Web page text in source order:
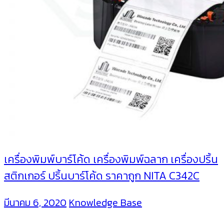
เครื่องพิมพ์บาร์โค้ด เครื่องพิมพ์ฉลาก เครื่องปริ้น
สติกเกอร์ ปริ้นบาร์โค้ด ราคาถูก NITA C342C
มีนาคม 6, 2020Knowledge Base